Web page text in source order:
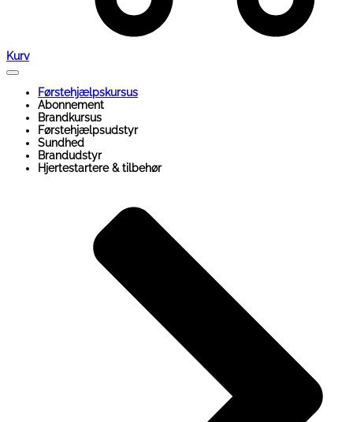
Kurv
Førstehjælpskursus
Abonnement
Brandkursus
Førstehjælpsudstyr
Sundhed
Brandudstyr
Hjertestartere & tilbehør